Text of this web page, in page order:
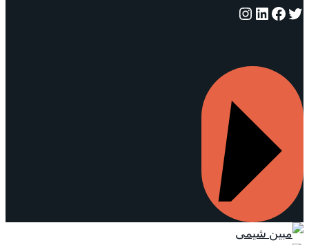
توییترفیس‌بوک
لینکداین
اینستاگرم
درخواست مشاوره